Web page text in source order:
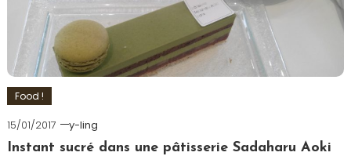
Food !
15/01/2017
y-ling
Instant sucré dans une pâtisserie Sadaharu Aoki